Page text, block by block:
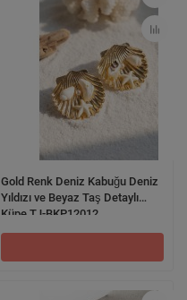
Gold Renk Deniz Kabuğu Deniz
Yıldızı ve Beyaz Taş Detaylı
Küpe TJ-BKP12012